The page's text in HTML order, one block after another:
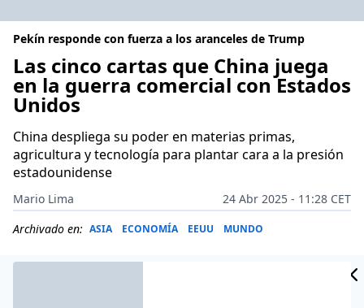
Pekín responde con fuerza a los aranceles de Trump
Las cinco cartas que China juega
en la guerra comercial con Estados
Unidos
China despliega su poder en materias primas,
agricultura y tecnología para plantar cara a la presión
estadounidense
Mario Lima
24 Abr 2025 - 11:28 CET
Archivado en: ASIA ECONOMÍA EEUU MUNDO